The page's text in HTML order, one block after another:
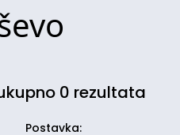
0 rezultata
Postavka: